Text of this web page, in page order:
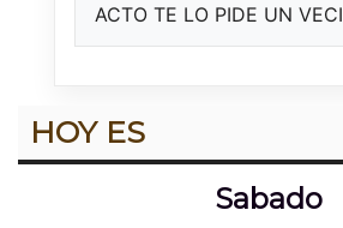
ACTO TE LO PIDE UN
HOY ES
Sabado